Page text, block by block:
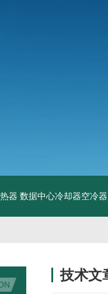
器 数据中心冷却器空冷器
技术文